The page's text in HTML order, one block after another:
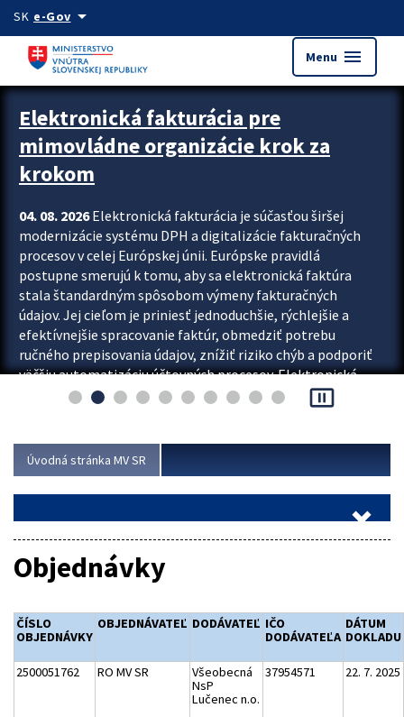
Preskocit na hlavný obsah
SK e-Govarrow_drop_down
Menu menu
Zastavit automatický posun upútavok
Elektronická fakturácia pre
mimovládne organizácie krok za
krokom
04. 08. 2026Elektronická fakturácia je súčasťou širšej
modernizácie systému DPH a digitalizácie fakturačných
procesov v celej Európskej únii. Európske pravidlá
postupne smerujú k tomu, aby sa elektronická faktúra
stala štandardným spôsobom výmeny fakturačných
údajov. Jej cieľom je priniesť jednoduchšie, rýchlejšie a
efektívnejšie spracovanie faktúr, obmedziť potrebu
ručného prepisovania údajov, znížiť riziko chýb a podporiť
väčšiu automatizáciu účtovných procesov. Elektronická
fakturácia preto nepredstavuje...
pause_presentation
Úvodná stránka MV SR
Objednávky
ČÍSLO
OBJEDNÁVKY
OBJEDNÁVATEĽ DODÁVATEĽ IČO
DODÁVATEĽA
DÁTUM
DOKLADU
2500051762 RO MV SR
Všeobecná
NsP
Lučenec n.o.
37954571 22. 7. 2025